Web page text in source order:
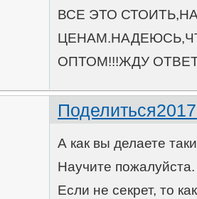
ВСЕ ЭТО
ОПТОМ!!!ЖДУ
Поделиться
А как вы делаете
Научите пожалуйста.
Если не секрет, то